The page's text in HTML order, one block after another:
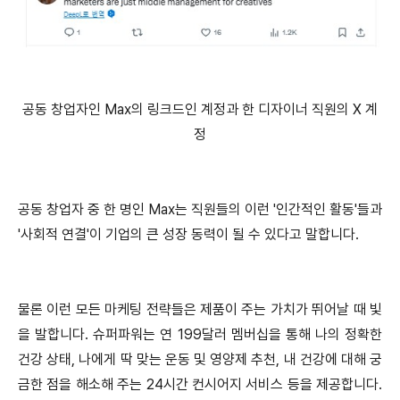
공동 창업자인 Max의 링크드인 계정과 한 디자이너 직원의 X 계
정
공동 창업자 중 한 명인 Max는 직원들의 이런 '인간적인 활동'들과
'사회적 연결'이 기업의 큰 성장 동력이 될 수 있다고 말합니다.
물론 이런 모든 마케팅 전략들은 제품이 주는 가치가 뛰어날 때 빛
을 발합니다. 슈퍼파워는 연 199달러 멤버십을 통해 나의 정확한
건강 상태, 나에게 딱 맞는 운동 및 영양제 추천, 내 건강에 대해 궁
금한 점을 해소해 주는 24시간 컨시어지 서비스 등을 제공합니다.